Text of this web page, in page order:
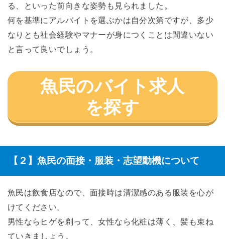
る、といった前向きな姿勢も見られました。
何を基準にアルバイトを選ぶかは自分次第ですが、多少
なりとも社会経験やマナーが身につくことは間違いない
と言って良いでしょう。
魚民のバイト求人
を探す
【２】魚民の面接・服装・志望動機について
魚民は飲食店なので、面接時は清潔感のある服装を心が
けてください。
男性ならヒゲを剃って、女性なら化粧は薄く、髪も束ね
ていきましょう。